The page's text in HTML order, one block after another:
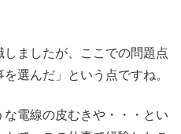
ましたが、ここでの問題点
選んだ」という点ですね。
電線の皮むきや・・・とい